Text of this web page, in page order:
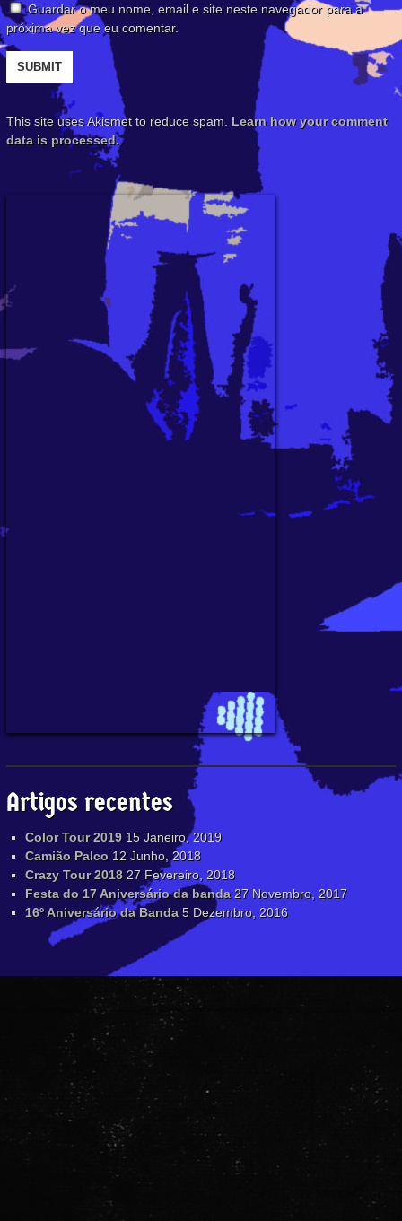
Guardar o meu nome, email e site neste navegador para a
próxima vez que eu comentar.
This site uses Akismet to reduce spam. Learn how your comment
data is processed.
Artigos recentes
Color Tour 2019 15 Janeiro, 2019
Camião Palco 12 Junho, 2018
Crazy Tour 2018 27 Fevereiro, 2018
Festa do 17 Aniversário da banda 27 Novembro, 2017
16º Aniversário da Banda 5 Dezembro, 2016